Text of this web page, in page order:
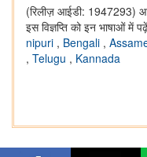
(रिलीज़ आईडी: 1947293)
इस विज्ञप्ति को इन भाषाओं में
nipuri , Bengali ,
, Telugu , Kannada